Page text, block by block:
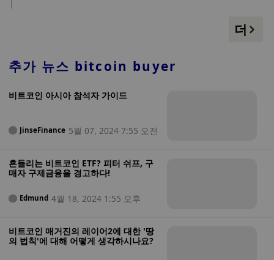
utm_campaign=partner_feed&utm_source=cryptopanic.com
더
추가 뉴스 bitcoin buyer
비트코인 아시아 참석자 가이드
JinseFinance 5월 07, 2024 7:55 오전
흔들리는 비트코인 ETF? 피터 쉬프, 구
매자 구제금융을 경고하다!
Edmund 4월 18, 2024 1:55 오후
비트코인 매거진의 레이어2에 대한 '땅
의 법칙'에 대해 어떻게 생각하시나요?